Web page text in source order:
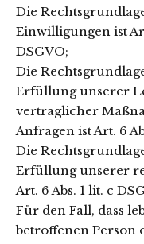
Die
Einwilligungen ist
DSGVO;
Die
Erfüllung unserer
vertraglicher
Anfragen ist Art. 6
Die
Erfüllung unserer
Art. 6 Abs. 1 lit. c
Für den Fall, dass
betroffenen